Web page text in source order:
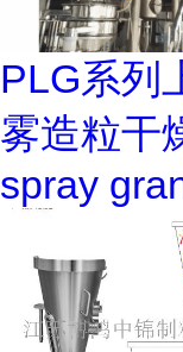
PLG系列
雾造粒干
spray